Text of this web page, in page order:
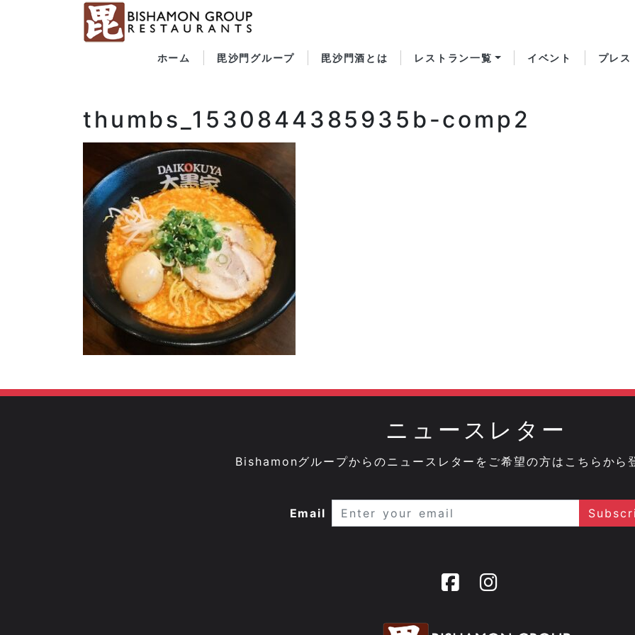
ホーム 毘沙門グループ 毘沙門酒とは レストラン一覧 イベント プレス
thumbs_1530844385935b-comp2
ニュースレター
Bishamonグループからのニュースレターをご希望の方はこちらから
Email